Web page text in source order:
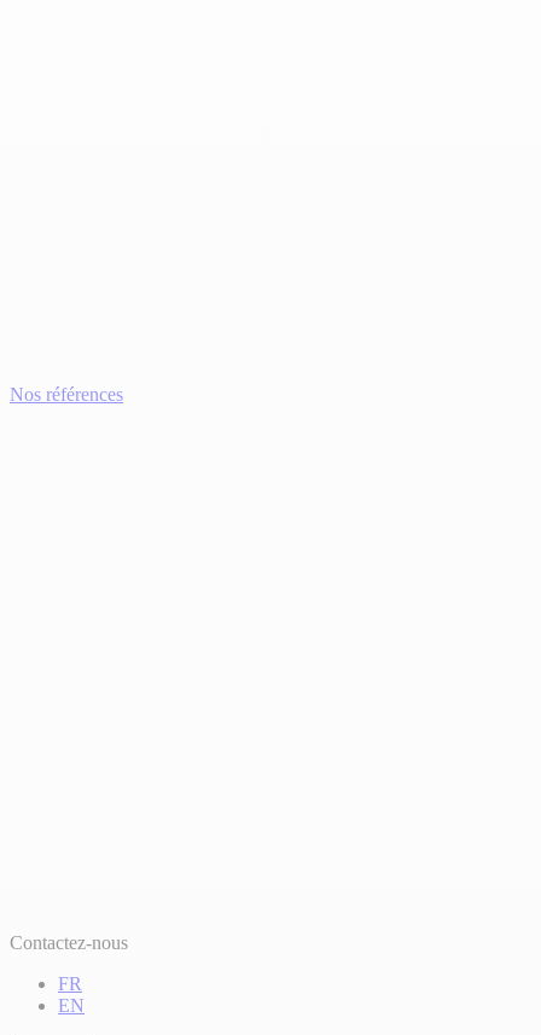
Nos références
Contactez-nous
FR
EN